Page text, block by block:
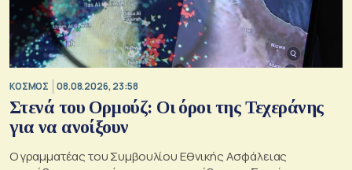
ΚΟΣΜΟΣ 08.08.2026, 23:58
Στενά του Ορμούζ: Οι όροι της Τεχεράνης
για να ανοίξουν
Ο γραμματέας του Συμβουλίου Εθνικής Ασφάλειας